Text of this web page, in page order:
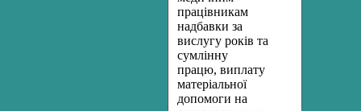
працівникам
надбавки за
вислугу років та
сумлінну
працю, виплату
матеріальної
допомоги на